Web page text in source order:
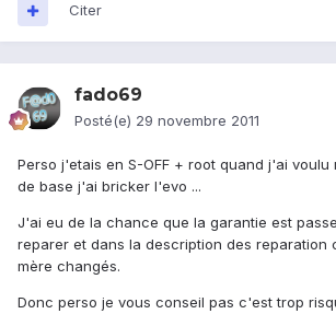
Citer
fado69
Posté(e) 29 novembre 2011
Perso j'etais en S-OFF + root quand j'ai voulu
de base j'ai bricker l'evo ...
J'ai eu de la chance que la garantie est
reparer et dans la description des reparation
mère changés.
Donc perso je vous conseil pas c'est trop